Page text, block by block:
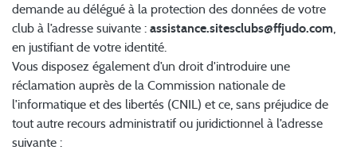
demande au délégué à la protection des données de votre
club à l’adresse suivante : assistance.sitesclubs@ffjudo.com
en justifiant de votre identité.
Vous disposez également d’un droit d'introduire une
réclamation auprès de la Commission nationale de
l’informatique et des libertés (CNIL) et ce, sans préjudice de
tout autre recours administratif ou juridictionnel à l’adresse
suivante :